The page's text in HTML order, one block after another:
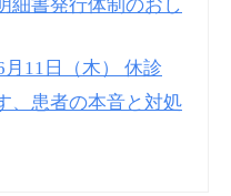
細書発⾏体制のおし
11日（木） 休診
、患者の本音と対処